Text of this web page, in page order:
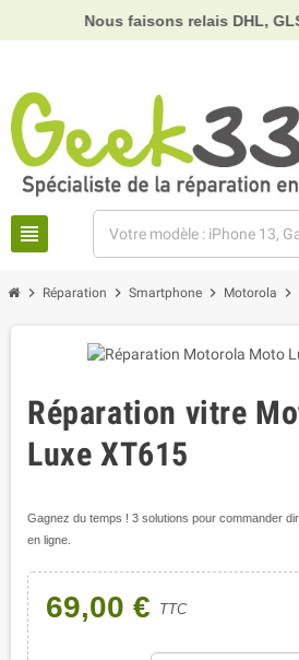
Nous faisons relais DHL, GLS et UPS.
view_headline
chevron_right Réparation chevron_right Smartphone chevron_right Motorola chevron_right
Réparation vitre
Luxe XT615
Gagnez du temps ! 3 solutions pour commander
en ligne.
69,00 € TTC